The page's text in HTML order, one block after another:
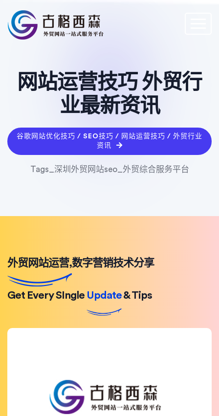
网站运营技巧 外贸行
业最新资讯
谷歌网站优化技巧 / SEO技巧 / 网站运营技巧 / 外贸行业
资讯
Tags_深圳外贸网站seo_外贸综合服务平台
外贸网站运营,数字营销技术分享
Get Every SIngle Update& Tips